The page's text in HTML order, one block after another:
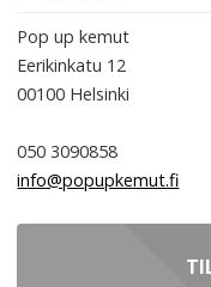
Pop up kemut
Eerikinkatu 12
00100 Helsinki
050 3090858
info@popupkemut.fi